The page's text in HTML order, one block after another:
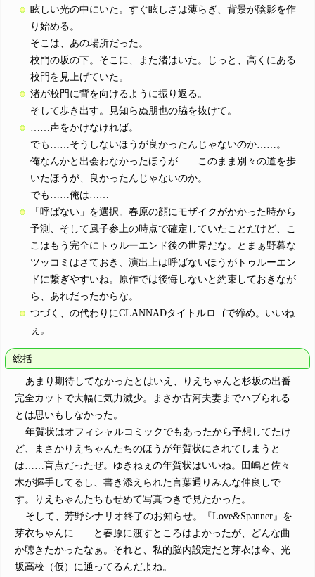
眩しい光の中にいた。すぐ眩しさは薄らぎ、背景が陰影を作
り始める。
そこは、あの場所だった。
校門の坂の下。そこに、また渚はいた。じっと、高くにある
校門を見上げていた。
渚が校門に背を向けるように振り返る。
そして歩き出す。見知らぬ朋也の脇を抜けて。
……声をかけなければ。
でも……そうしないほうが良かったんじゃないのか……。
俺なんかと出会わなかったほうが……このまま別々の道を歩
いたほうが、良かったんじゃないのか。
でも……俺は……
「呼ばない」を選択。春原の顔にモザイクがかかった時から
予測、そして風子参上の時点で確定していたことだけど、こ
こはもう完全にトゥルーエンド後の世界だな。とまぁ野暮な
ツッコミはさておき、演出上は呼ばないほうがトゥルーエン
ドに繋ぎやすいね。原作では後悔しないと約束しておきなが
ら、あれだったからな。
つづく、の代わりにCLANNADタイトルロゴで締め。いいね
ぇ。
総括
あまり期待してなかったとはいえ、りえちゃんと杉坂の出番
完全カットで大幅に気力減少。まさか古河夫妻までハブられる
とは思いもしなかった。
年賀状はオフィシャルコミックでもあったから予想してたけ
ど、まさかりえちゃんたちのほうが年賀状にされてしまうと
は……盲点だったぜ。ゆきねぇの年賀状はいいね。田嶋と佐々
木が握手してるし、書き添えられた言葉通りみんな仲良しで
す。りえちゃんたちもせめて写真つきで見たかった。
そして、芳野シナリオ終了のお知らせ。『Love&Spanner』を
芽衣ちゃんに……と春原に渡すところはよかったが、どんな曲
か聴きたかったなぁ。それと、私的脳内設定だと芽衣は今、光
坂高校（仮）に通ってるんだよね。